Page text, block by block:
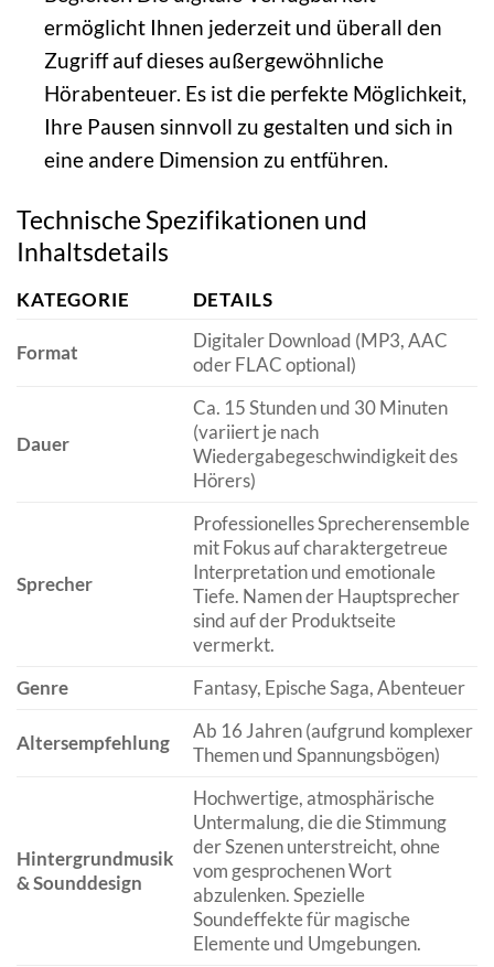
ermöglicht Ihnen jederzeit und überall den
Zugriff auf dieses außergewöhnliche
Hörabenteuer. Es ist die perfekte Möglichkeit,
Ihre Pausen sinnvoll zu gestalten und sich in
eine andere Dimension zu entführen.
Technische Spezifikationen und
Inhaltsdetails
KATEGORIE DETAILS
Format
Digitaler Download (MP3, AAC
oder FLAC optional)
Dauer
Ca. 15 Stunden und 30 Minuten
(variiert je nach
Wiedergabegeschwindigkeit des
Hörers)
Sprecher
Professionelles Sprecherensemble
mit Fokus auf charaktergetreue
Interpretation und emotionale
Tiefe. Namen der Hauptsprecher
sind auf der Produktseite
vermerkt.
Genre
Fantasy, Epische Saga, Abenteuer
Altersempfehlung
Ab 16 Jahren (aufgrund komplexer
Themen und Spannungsbögen)
Hintergrundmusik
& Sounddesign
Hochwertige, atmosphärische
Untermalung, die die Stimmung
der Szenen unterstreicht, ohne
vom gesprochenen Wort
abzulenken. Spezielle
Soundeffekte für magische
Elemente und Umgebungen.